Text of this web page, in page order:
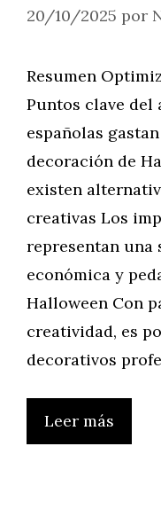
20/10/2025 por
Resumen
Puntos clave
españolas
decoración de
existen
creativas Los
representan una
económica y
Halloween Con
creatividad, es
decorativos
Leer más